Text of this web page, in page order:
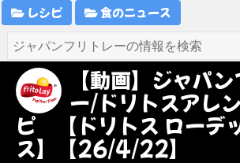
レシピ
食のニュース
【動画】ジャパ
ー/ドリトスアレ
ピ 【ドリトス ローデ
ス】【26/4/22】